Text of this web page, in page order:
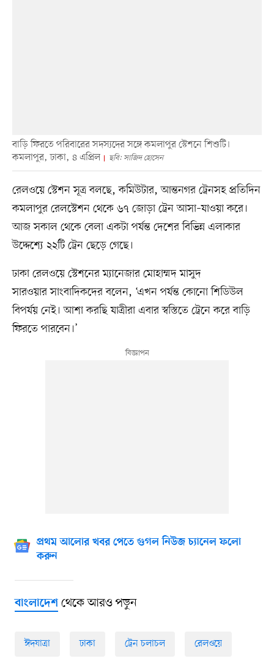
বাড়ি ফিরতে পরিবারের সদস্যদের সঙ্গে কমলাপুর স্টেশনে শিশুটি।
কমলাপুর, ঢাকা, ৪ এপ্রিল
ছবি: সাজিদ হোসেন
রেলওয়ে স্টেশন সূত্র বলছে, কমিউটার, আন্তনগর ট্রেনসহ প্রতিদিন
কমলাপুর রেলস্টেশন থেকে ৬৭ জোড়া ট্রেন আসা–যাওয়া করে।
আজ সকাল থেকে বেলা একটা পর্যন্ত দেশের বিভিন্ন এলাকার
উদ্দেশ্যে ২২টি ট্রেন ছেড়ে গেছে।
ঢাকা রেলওয়ে স্টেশনের ম্যানেজার মোহাম্মদ মাসুদ
সারওয়ার সাংবাদিকদের বলেন, ‘এখন পর্যন্ত কোনো শিডিউল
বিপর্যয় নেই। আশা করছি যাত্রীরা এবার স্বস্তিতে ট্রেনে করে বাড়ি
ফিরতে পারবেন।’
প্রথম আলোর খবর পেতে গুগল নিউজ চ্যানেল ফলো
করুন
বাংলাদেশথেকে আরও পড়ুন
ঈদযাত্রা ঢাকা ট্রেন চলাচল রেলওয়ে